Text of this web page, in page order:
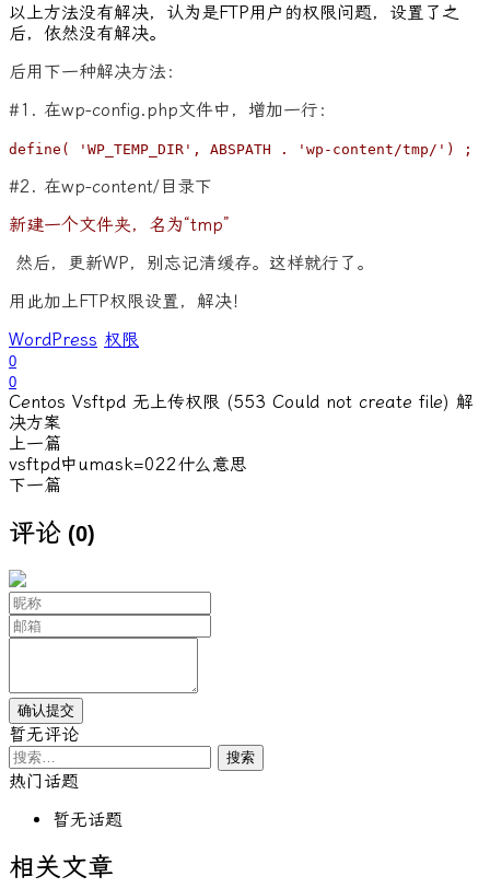
以上方法没有解决，认为是FTP用户的权限问题，设置了之
后，依然没有解决。
后用下一种解决方法：
#1. 在wp-config.php文件中，增加一行：
define( 'WP_TEMP_DIR', ABSPATH . 'wp-content/tmp/') ;
#2. 在wp-content/目录下
新建一个文件夹，名为“tmp”
然后，更新WP，别忘记清缓存。这样就行了。
用此加上FTP权限设置，解决！
WordPress 权限
0
0
Centos Vsftpd 无上传权限 (553 Could not create file) 解
决方案
上一篇
vsftpd中umask=022什么意思
下一篇
评论 (0)
暂无评论
搜
索：
热门话题
暂无话题
相关文章